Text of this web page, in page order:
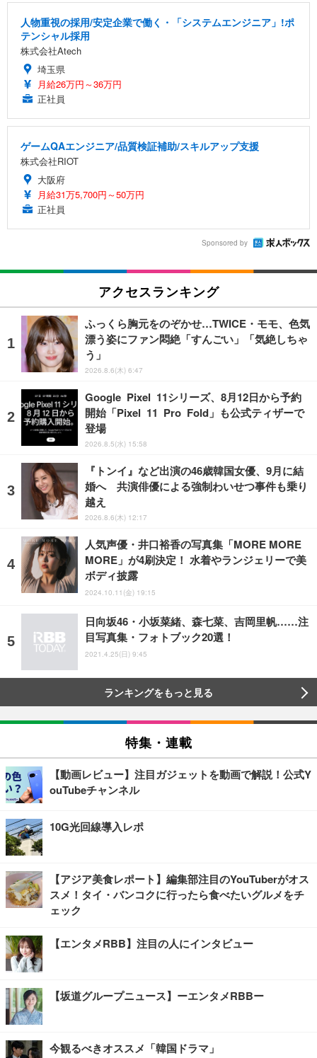
人物重視の採用/安定企業で働く・「システムエンジニア」!ポ
テンシャル採用
株式会社Atech
埼玉県
月給26万円～36万円
正社員
ゲームQAエンジニア/品質検証補助/スキルアップ支援
株式会社RIOT
大阪府
月給31万5,700円～50万円
正社員
Sponsored by
アクセスランキング
ふっくら胸元をのぞかせ…TWICE・モモ、色気
漂う姿にファン悶絶「すんごい」「気絶しちゃ
う」
2026.8.6(木) 6:47
Google Pixel 11シリーズ、8月12日から予約
開始「Pixel 11 Pro Fold」も公式ティザーで
登場
2026.8.5(水) 15:58
『トンイ』など出演の46歳韓国女優、9月に結
婚へ 共演俳優による強制わいせつ事件も乗り
越え
2026.8.6(木) 12:17
人気声優・井口裕香の写真集「MORE MORE
MORE」が4刷決定！ 水着やランジェリーで美
ボディ披露
2024.10.11(金) 19:15
日向坂46・小坂菜緒、森七菜、吉岡里帆……注
目写真集・フォトブック20選！
2021.4.25(日) 9:45
ランキングをもっと見る
特集・連載
【動画レビュー】注目ガジェットを動画で解説！公式Y
ouTubeチャンネル
10G光回線導入レポ
【アジア美食レポート】編集部注目のYouTuberがオス
スメ！タイ・バンコクに行ったら食べたいグルメをチ
ェック
【エンタメRBB】注目の人にインタビュー
【坂道グループニュース】ーエンタメRBBー
今観るべきオススメ「韓国ドラマ」